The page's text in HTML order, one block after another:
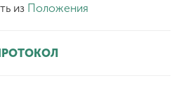
из Положения